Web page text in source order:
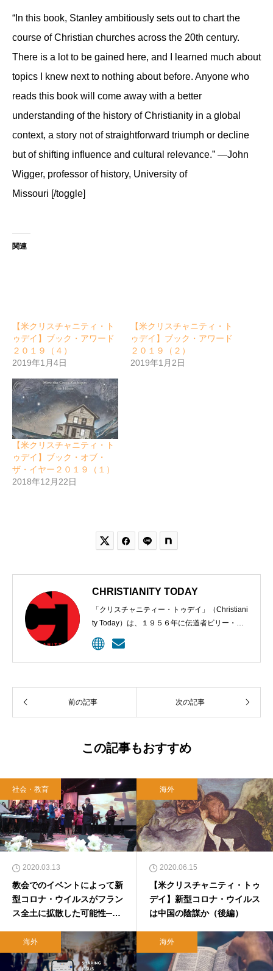
“In this book, Stanley ambitiously sets out to chart the
course of Christian churches across the 20th century.
There is a lot to be gained here, and I learned much about
topics I knew next to nothing about before. Anyone who
reads this book will come away with a better
understanding of the history of Christianity in a global
context, a story not of straightforward triumph or decline
but of shifting influence and cultural relevance.” —John
Wigger, professor of history, University of
Missouri [/toggle]
関連
【米クリスチャニティ・ト
ゥデイ】ブック・アワード
２０１９（４）
2019年1月4日
【米クリスチャニティ・ト
ゥデイ】ブック・アワード
２０１９（２）
2019年1月2日
【米クリスチャニティ・ト
ゥデイ】ブック・オブ・
ザ・イヤー２０１９（１）
2018年12月22日
 
CHRISTIANITY TODAY
「クリスチャニティー・トゥデイ」（Christiani
ty Today）は、１９５６年に伝道者ビリー・グ
ラハムと編集長カール・ヘンリーにより創刊さ
れた、クリスチャンのための定期刊行物。９６
年、ウェブサイトが開設されて記事掲載が始め
ン指導者に毎月届けられ、オンラインの購読者
は１０００万に上る。
前の記事 次の記事
この記事もおすすめ
社会・教育
2020.03.13
教会でのイベントによって新
型コロナ・ウイルスがフラン
ス全土に拡散した可能性──
海外
2020.06.15
【米クリスチャニティ・トゥ
デイ】新型コロナ・ウイルス
は中国の陰謀か（後編）
海外 海外